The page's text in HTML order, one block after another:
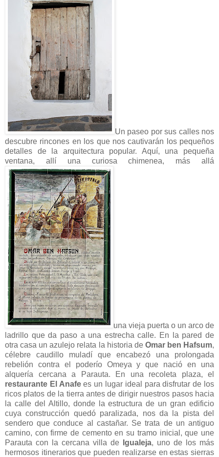
Un paseo por sus calles nos
descubre rincones en los que nos cautivarán los pequeños
detalles de la arquitectura popular. Aquí, una pequeña
ventana, allí una curiosa chimenea, más allá
una vieja puerta o un arco de
ladrillo que da paso a una estrecha calle. En la pared de
otra casa un azulejo relata la historia de Omar ben Hafsum,
célebre caudillo muladí que encabezó una prolongada
rebelión contra el poderío Omeya y que nació en una
alquería cercana a Parauta. En una recoleta plaza, el
restaurante El Anafees un lugar ideal para disfrutar de los
ricos platos de la tierra antes de dirigir nuestros pasos hacia
la calle del Altillo, donde la estructura de un gran edificio
cuya construcción quedó paralizada, nos da la pista del
sendero que conduce al castañar. Se trata de un antiguo
camino, con firme de cemento en su tramo inicial, que une
Parauta con la cercana villa de
Igualeja, uno de los más
hermosos itinerarios que pueden realizarse en estas sierras